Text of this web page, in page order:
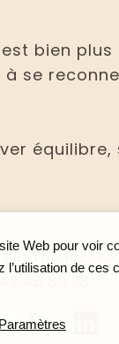
bien plus
se
Sur rendez-
46 80 98
Web pour voir
de ces
Paramètres